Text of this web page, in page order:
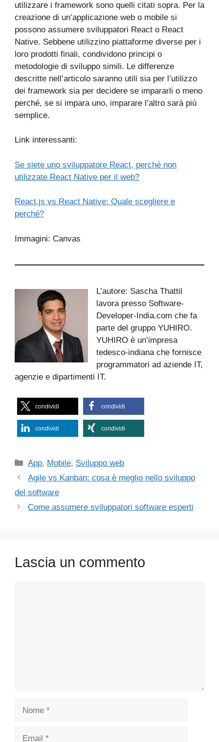
utilizzare i framework sono quelli citati sopra. Per la
creazione di un’applicazione web o mobile si
possono assumere sviluppatori React o React
Native. Sebbene utilizzino piattaforme diverse per i
loro prodotti finali, condividono principi o
metodologie di sviluppo simili. Le differenze
descritte nell’articolo saranno utili sia per l’utilizzo
dei framework sia per decidere se impararli o meno
perché, se si impara uno, imparare l’altro sarà più
semplice.
Link interessanti:
Se siete uno sviluppatore React, perché non
utilizzate React Native per il web?
React.js vs React Native: Quale scegliere e
perché?
Immagini: Canvas
L’autore: Sascha Thattil
lavora presso Software-
Developer-India.com che fa
parte del gruppo YUHIRO.
YUHIRO è un’impresa
tedesco-indiana che fornisce
programmatori ad aziende IT,
agenzie e dipartimenti IT.
condividi condividi
condividi condividi
Categorie
App, Mobile, Sviluppo web
Agile vs Kanban: cosa è meglio nello sviluppo
del software
Come assumere sviluppatori software esperti
Lascia un commento